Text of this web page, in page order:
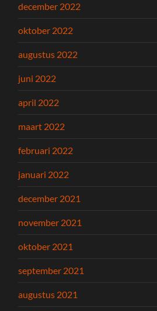
december 2022
oktober 2022
augustus 2022
juni 2022
april 2022
maart 2022
februari 2022
januari 2022
december 2021
november 2021
oktober 2021
september 2021
augustus 2021